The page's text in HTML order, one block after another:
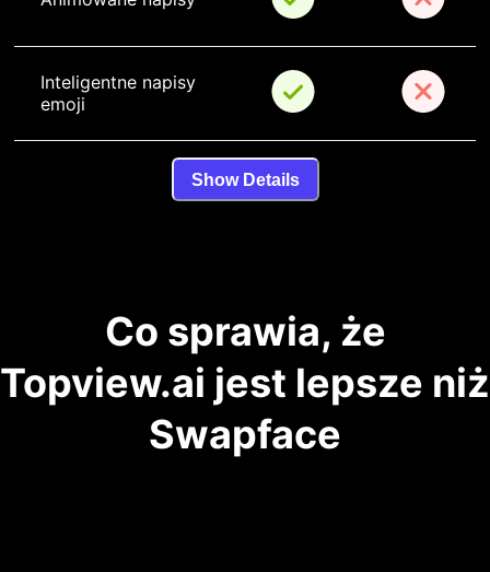
Inteligentne napisy
emoji
Show Details
Co sprawia, że
Topview.ai jest lepsze niż
Swapface